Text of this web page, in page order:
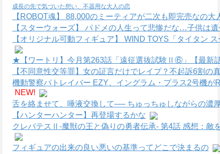
成長の先で気づいた想い、不器用な大人の恋
【ROBOT魂】 88,000のミーティアが二次も即完売なの
【スターウォーズ】 パドメの人生って悲惨だな…子供は
【オリジナル可動フィギュア】 WIND TOYS「タイタン
★【ワートリ】今月第263話「遠征選抜試験Ⅱ⑥」【最新
【不同意性交等罪】女の証言だけでレイプ？不起訴6割の
機動警察パトレイバー EZY、イングラム・プラス2号機
NEW!
舌を絡ませて、唾液交換して── ちゅっちゅしながらの濃
【ハンターハンター】再登場するかな
クレバテスⅡ-魔獣の王と偽りの勇者伝承- 第4話 感想：敵
フィギュアの出来の良い悪いの基準ってどこで決まるの